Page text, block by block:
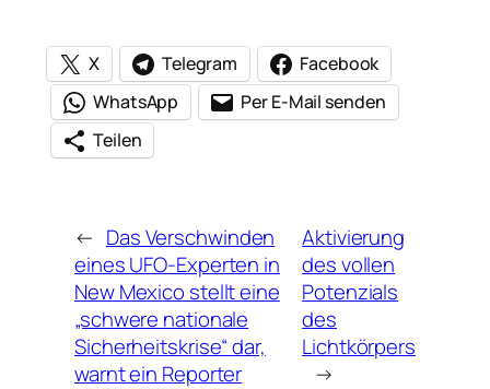
X Telegram
Facebook
WhatsApp
Per E-Mail senden
Teilen
← Das Verschwinden
eines UFO-Experten in
New Mexico stellt eine
„schwere nationale
Sicherheitskrise“ dar,
warnt ein Reporter
Aktivierung
des vollen
Potenzials
des
Lichtkörpers
→